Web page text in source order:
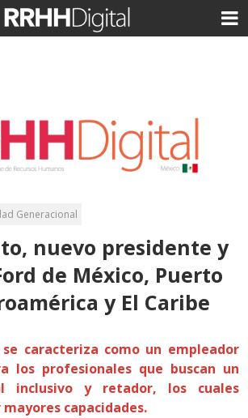
Generacional
nuevo presidente y
de México, Puerto
y El Caribe
caracteriza como un empleador
los profesionales que buscan un
inclusivo y retador, los cuales
capacidades.